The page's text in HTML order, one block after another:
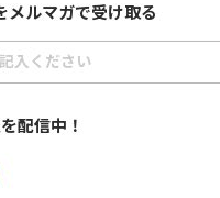
メルマガで受け取る
配信中！